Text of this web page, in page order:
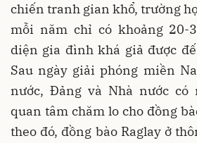
chiến tranh gian khổ, trường
mỗi năm chỉ có khoảng 20-
diện gia đình khá giả được
Sau ngày giải phóng miền
nước, Đảng và Nhà nước có
quan tâm chăm lo cho đồng
theo đó, đồng bào Raglay ở